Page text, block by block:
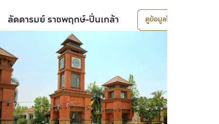
ลัดดารมย์ ราชพฤกษ์-ปิ่นเกล้า ดูข้อมูลโครงการ